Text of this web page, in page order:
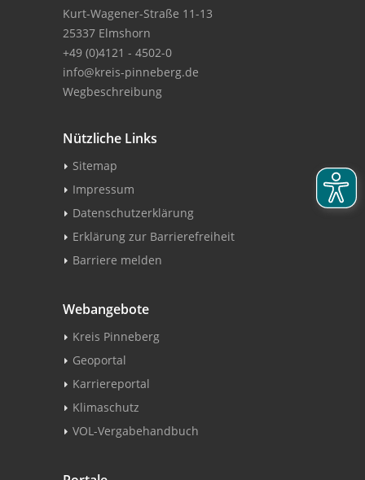
Kurt-Wagener-Straße 11-13
25337 Elmshorn
+49 (0)4121 - 4502-0
info@kreis-pinneberg.de
Wegbeschreibung
Nützliche Links
Sitemap
Impressum
Datenschutzerklärung
Erklärung zur Barrierefreiheit
Barriere melden
Webangebote
Kreis Pinneberg
Geoportal
Karriereportal
Klimaschutz
VOL-Vergabehandbuch